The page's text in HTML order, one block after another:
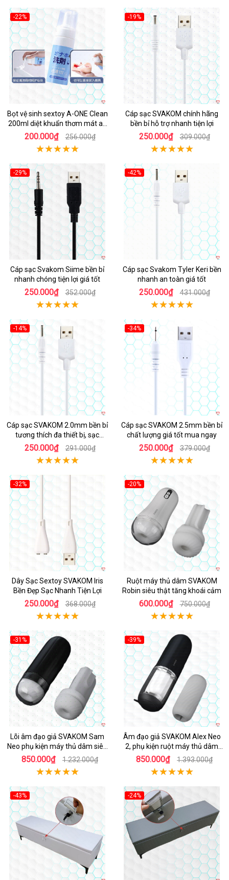
-22%
Hot
Bọt vệ sinh sextoy A-ONE Clean
200ml diệt khuẩn thơm mát an
toàn
200.000₫ 256.000₫
-19%
Cáp sạc SVAKOM chính hãng
bền bỉ hỗ trợ nhanh tiện lợi
250.000₫ 309.000₫
-29%
Cáp sạc Svakom Siime bền bỉ
nhanh chóng tiện lợi giá tốt
250.000₫ 352.000₫
-42%
Cáp sạc Svakom Tyler Keri bền
nhanh an toàn giá tốt
250.000₫ 431.000₫
-14%
Cáp sạc SVAKOM 2.0mm bền bỉ
tương thích đa thiết bị, sạc
nhanh
250.000₫ 291.000₫
-34%
Cáp sạc SVAKOM 2.5mm bền bỉ
chất lượng giá tốt mua ngay
250.000₫ 379.000₫
-32%
Dây Sạc Sextoy SVAKOM Iris
Bền Đẹp Sạc Nhanh Tiện Lợi
250.000₫ 368.000₫
-20%
Hot
Ruột máy thủ dâm SVAKOM
Robin siêu thật tăng khoái cảm
600.000₫ 750.000₫
-31%
Hot
Lõi âm đạo giả SVAKOM Sam
Neo phụ kiện máy thủ dâm siêu
thực
850.000₫ 1.232.000₫
-39%
Hot
Âm đạo giả SVAKOM Alex Neo
2, phụ kiện ruột máy thủ dâm
cao cấp
850.000₫ 1.393.000₫
-43% -24%